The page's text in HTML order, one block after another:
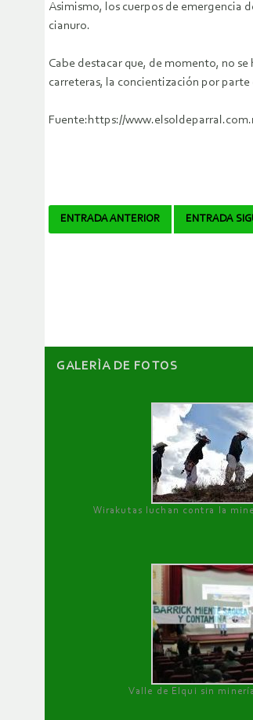
Asimismo, los cuerpos de emergencia
cianuro.
Cabe destacar que, de momento, no
carreteras, la concientización por
Fuente:https://
Navegador
ENTRADA ANTERIOR ENTRADA
GALERÌA DE FOTOS
Wirakutas luchan contra la
Valle de Elqui sin